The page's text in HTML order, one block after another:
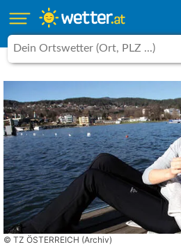
© TZ ÖSTERREICH (Archiv)